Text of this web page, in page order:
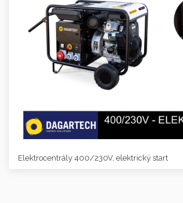
Elektrocentrály 400/230V, elektrický start